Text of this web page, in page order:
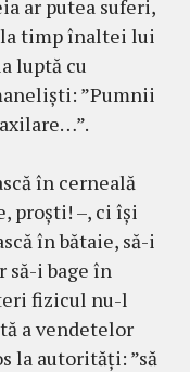
ar putea suferi,
la timp înaltei lui
luptă cu
”Pumnii
în cerneală
proști! –, ci își
în bătaie, să-i
să-i bage în
fizicul nu-l
a vendetelor
la autorități: ”să